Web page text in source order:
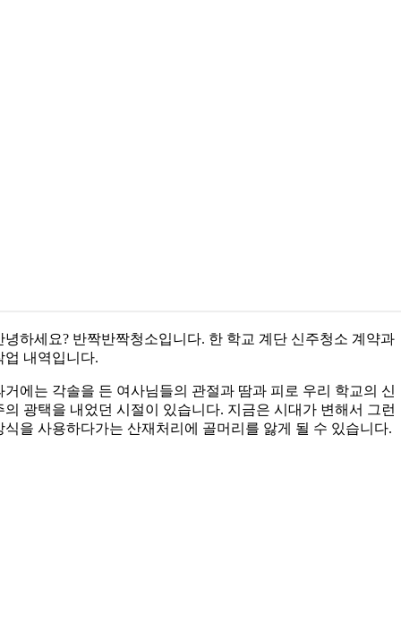
녕하세요? 반짝반짝청소입니다. 한 학교 계단 신주청소 계약과
업 내역입니다.
거에는 각솔을 든 여사님들의 관절과 땀과 피로 우리 학교의 신
의 광택을 내었던 시절이 있습니다. 지금은 시대가 변해서 그런
식을 사용하다가는 산재처리에 골머리를 앓게 될 수 있습니다.